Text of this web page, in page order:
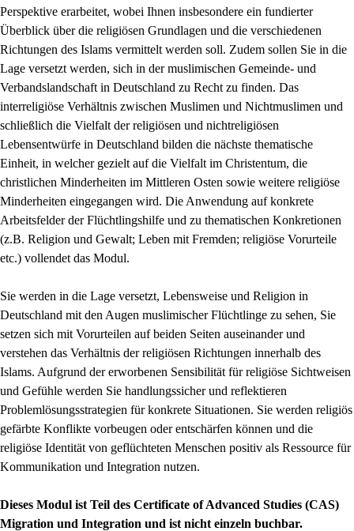
Perspektive erarbeitet, wobei Ihnen insbesondere ein fundierter
Überblick über die religiösen Grundlagen und die verschiedenen
Richtungen des Islams vermittelt werden soll. Zudem sollen Sie in die
Lage versetzt werden, sich in der muslimischen Gemeinde- und
Verbandslandschaft in Deutschland zu Recht zu finden. Das
interreligiöse Verhältnis zwischen Muslimen und Nichtmuslimen und
schließlich die Vielfalt der religiösen und nichtreligiösen
Lebensentwürfe in Deutschland bilden die nächste thematische
Einheit, in welcher gezielt auf die Vielfalt im Christentum, die
christlichen Minderheiten im Mittleren Osten sowie weitere religiöse
Minderheiten eingegangen wird. Die Anwendung auf konkrete
Arbeitsfelder der Flüchtlingshilfe und zu thematischen Konkretionen
(z.B. Religion und Gewalt; Leben mit Fremden; religiöse Vorurteile
etc.) vollendet das Modul.
Sie werden in die Lage versetzt, Lebensweise und Religion in
Deutschland mit den Augen muslimischer Flüchtlinge zu sehen, Sie
setzen sich mit Vorurteilen auf beiden Seiten auseinander und
verstehen das Verhältnis der religiösen Richtungen innerhalb des
Islams. Aufgrund der erworbenen Sensibilität für religiöse Sichtweisen
und Gefühle werden Sie handlungssicher und reflektieren
Problemlösungsstrategien für konkrete Situationen. Sie werden religiös
gefärbte Konflikte vorbeugen oder entschärfen können und die
religiöse Identität von geflüchteten Menschen positiv als Ressource für
Kommunikation und Integration nutzen.
Dieses Modul ist Teil des Certificate of Advanced Studies (CAS)
Migration und Integration und ist nicht einzeln buchbar.